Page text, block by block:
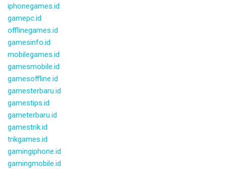
iphonegames.id
gamepc.id
offlinegames.id
gamesinfo.id
mobilegames.id
gamesmobile.id
gamesoffline.id
gamesterbaru.id
gamestips.id
gameterbaru.id
gamestrik.id
trikgames.id
gamingiphone.id
gamingmobile.id